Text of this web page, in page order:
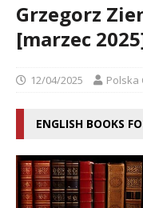
Grzegorz
[marzec
12/04/2025 Polska
ENGLISH BOOKS